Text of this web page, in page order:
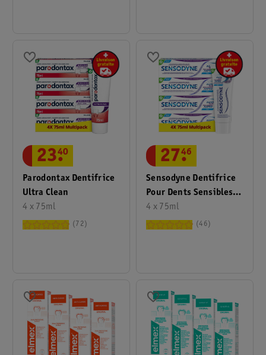
Parodontax Dentifrice
Ultra Clean
4 x 75ml
23.
40
72
Sensodyne Dentifrice
Pour Dents Sensibles
Rapid Relief
4 x 75ml
27.
46
46